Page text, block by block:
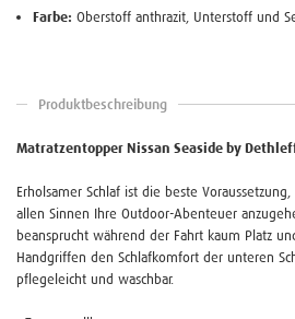
Farbe: Oberstoff anthrazit, Unterstoff und
Produktbeschreibung
Matratzentopper Nissan Seaside by
Erholsamer Schlaf ist die beste
allen Sinnen Ihre Outdoor-Abenteuer
beansprucht während der Fahrt kaum Platz
Handgriffen den Schlafkomfort der unteren
pflegeleicht und waschbar.